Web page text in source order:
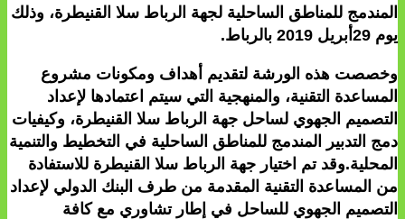
المندمج للمناطق الساحلية لجهة الرباط سلا القنيطرة، وذلك
يوم 29أبريل 2019 بالرباط.
وخصصت هذه الورشة لتقديم أهداف ومكونات مشروع
المساعدة التقنية، والمنهجية التي سيتم اعتمادها لإعداد
التصميم الجهوي لساحل جهة الرباط سلا القنيطرة، وكيفيات
دمج التدبير المندمج للمناطق الساحلية في التخطيط والتنمية
المحلية.وقد تم اختيار جهة الرباط سلا القنيطرة للاستفادة
من المساعدة التقنية المقدمة من طرف البنك الدولي لإعداد
التصميم الجهوي للساحل في إطار تشاوري مع كافة